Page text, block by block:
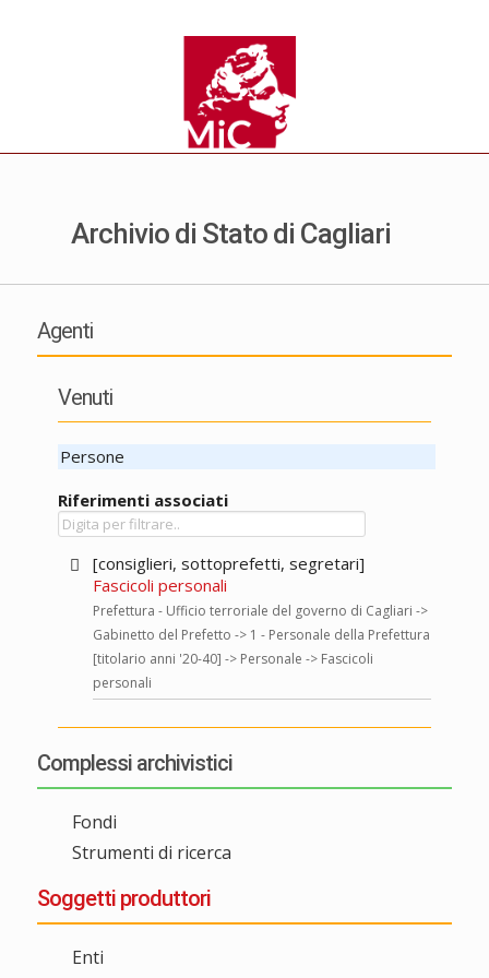
Archivio di Stato di Cagliari
Agenti
Venuti
Persone
Riferimenti associati
[consiglieri, sottoprefetti, segretari]
Fascicoli personali
Prefettura - Ufficio terroriale del governo di Cagliari ->
Gabinetto del Prefetto -> 1 - Personale della Prefettura
[titolario anni '20-40] -> Personale -> Fascicoli
personali
Complessi archivistici
Fondi
Strumenti di ricerca
Soggetti produttori
Enti